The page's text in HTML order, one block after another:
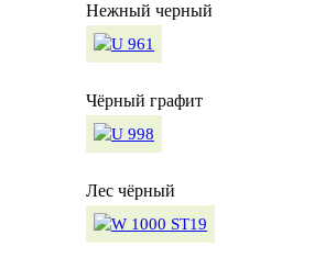
Нежный черный
Чёрный графит
Лес чёрный